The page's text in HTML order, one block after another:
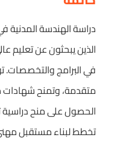
دراسة الهندسة المدنية
الذين يبحثون عن تعليم
في البرامج والتخصصات.
متقدمة، وتمنح شهادات
الحصول على منح دراسية
تخطط لبناء مستقبل